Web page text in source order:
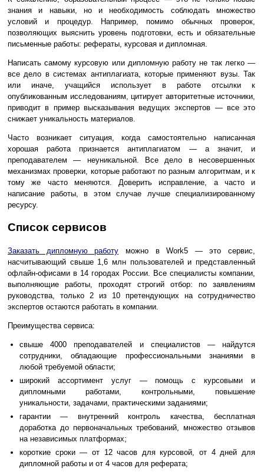
знания и навыки, но и необходимость соблюдать множество
условий и процедур. Например, помимо обычных проверок,
позволяющих выяснить уровень подготовки, есть и обязательные
письменные работы: рефераты, курсовая и дипломная.
Написать самому курсовую или дипломную работу не так легко —
все дело в системах антиплагиата, которые применяют вузы. Так
или иначе, учащийся использует в работе отсылки к
опубликованным исследованиям, цитирует авторитетные источники,
приводит в пример высказывания ведущих экспертов — все это
снижает уникальность материалов.
Часто возникает ситуация, когда самостоятельно написанная
хорошая работа признается антиплагиатом — а значит, и
преподавателем — неуникальной. Все дело в несовершенных
механизмах проверки, которые работают по разным алгоритмам, и к
тому же часто меняются. Доверить исправление, а часто и
написание работы, в этом случае лучше специализированному
ресурсу.
Список сервисов
Заказать дипломную работу можно в Work5 — это сервис,
насчитывающий свыше 1,6 млн пользователей и представленный
офлайн-офисами в 14 городах России. Все специалисты компании,
выполняющие работы, проходят строгий отбор: по заявлениям
руководства, только 2 из 10 претендующих на сотрудничество
экспертов остаются работать в компании.
Преимущества сервиса:
свыше 4000 преподавателей и специалистов — найдутся
сотрудники, обладающие профессиональными знаниями в
любой требуемой области;
широкий ассортимент услуг — помощь с курсовыми и
дипломными работами, контрольными, повышение
уникальности, задачами, практическими заданиями;
гарантии — внутренний контроль качества, бесплатная
доработка до первоначальных требований, множество отзывов
на независимых платформах;
короткие сроки — от 12 часов для курсовой, от 4 дней для
дипломной работы и от 4 часов для реферата;